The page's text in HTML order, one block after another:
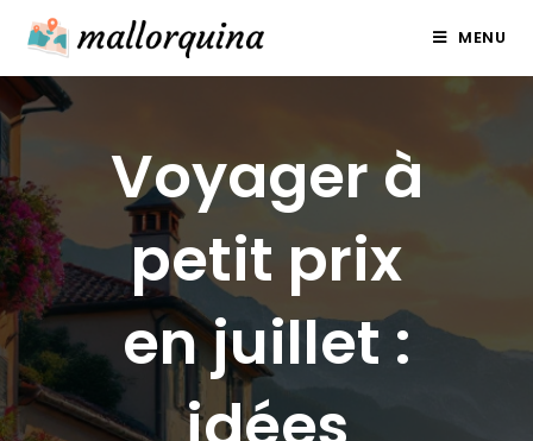
content
MENU
Voyager à
petit prix
en juillet :